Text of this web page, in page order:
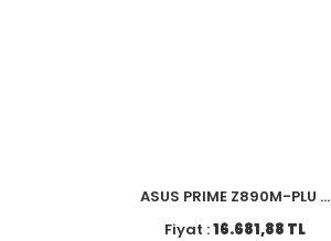
ASUS PRIME Z890M-PLU ...
Fiyat :16.681,88 TL